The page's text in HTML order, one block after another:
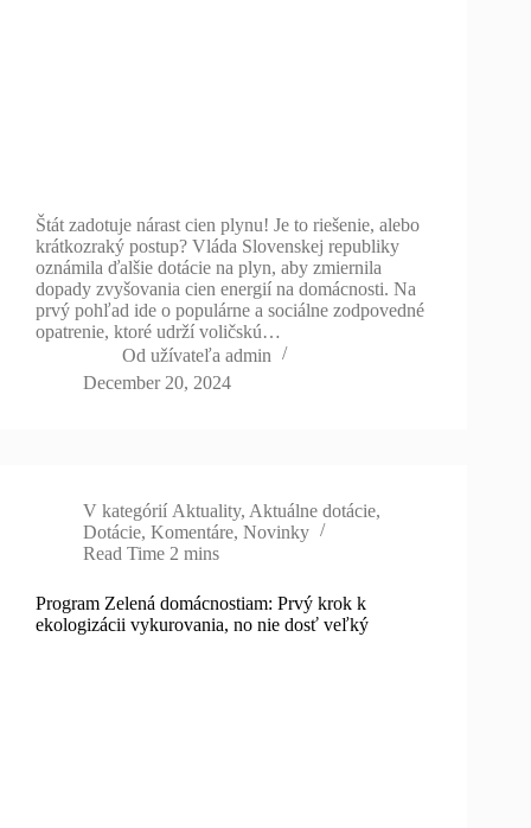
Štát zadotuje nárast cien plynu! Je to riešenie, alebo
krátkozraký postup? Vláda Slovenskej republiky
oznámila ďalšie dotácie na plyn, aby zmiernila
dopady zvyšovania cien energií na domácnosti. Na
prvý pohľad ide o populárne a sociálne zodpovedné
opatrenie, ktoré udrží voličskú…
Od užívateľa admin
December 20, 2024
V kategórií Aktuality, Aktuálne dotácie,
Dotácie, Komentáre, Novinky
Read Time 2 mins
Program Zelená domácnostiam: Prvý krok k
ekologizácii vykurovania, no nie dosť veľký